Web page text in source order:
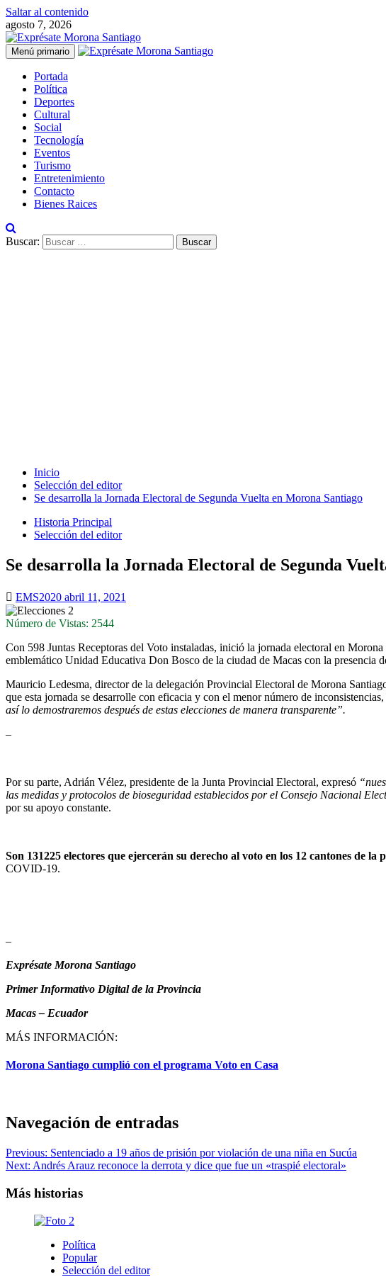
Saltar al contenido
agosto 7, 2026
Menú primario
Portada
Política
Deportes
Cultural
Social
Tecnología
Eventos
Turismo
Entretenimiento
Contacto
Bienes Raices
Buscar:
Inicio
Selección del editor
Se desarrolla la Jornada Electoral de Segunda Vuelta en Morona Santiago
Historia Principal
Selección del editor
Se desarrolla la Jornada Electoral de Segunda
EMS2020 abril 11, 2021
Número de Vistas: 2544
Con 598 Juntas Receptoras del Voto instaladas, inició la jornada electoral en
emblemático Unidad Educativa Don Bosco de la ciudad de Macas con la presencia
Mauricio Ledesma, director de la delegación Provincial Electoral de Morona
que esta jornada se desarrolle con eficacia y con el menor número de inconsistencias,
así lo demostraremos después de estas elecciones de manera transparente”.
–
Por su parte, Adrián Vélez, presidente de la Junta Provincial Electoral, expresó
las medidas y protocolos de bioseguridad establecidos por el Consejo Nacional
por su apoyo constante.
Son 131225 electores que ejercerán su derecho al voto en los 12 cantones de la
COVID-19.
–
Exprésate Morona Santiago
Primer Informativo Digital de la Provincia
Macas – Ecuador
MÁS INFORMACIÓN:
Morona Santiago cumplió con el programa Voto en Casa
Navegación de entradas
Previous: Sentenciado a 19 años de prisión por violación de una niña en Sucúa
Next: Andrés Arauz reconoce la derrota y dice que fue un «traspié electoral»
Más historias
Política
Popular
Selección del editor